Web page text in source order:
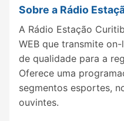
Sobre a Rádio
A Rádio Estação
WEB que transmite
de qualidade para a
Oferece uma
segmentos esportes,
ouvintes.